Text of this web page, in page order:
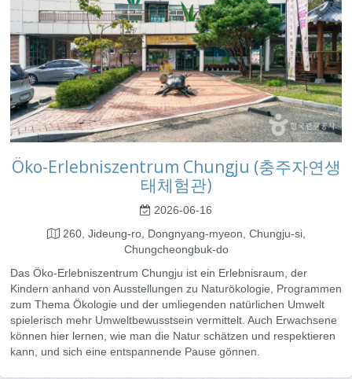
Öko-Erlebniszentrum Chungju (충주자연생
태체험관)
2026-06-16
260, Jideung-ro, Dongnyang-myeon, Chungju-si,
Chungcheongbuk-do
Das Öko-Erlebniszentrum Chungju ist ein Erlebnisraum, der
Kindern anhand von Ausstellungen zu Naturökologie, Programmen
zum Thema Ökologie und der umliegenden natürlichen Umwelt
spielerisch mehr Umweltbewusstsein vermittelt. Auch Erwachsene
können hier lernen, wie man die Natur schätzen und respektieren
kann, und sich eine entspannende Pause gönnen.